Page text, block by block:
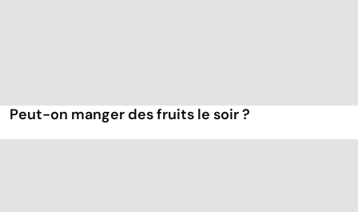
Peut-on manger des fruits le soir ?